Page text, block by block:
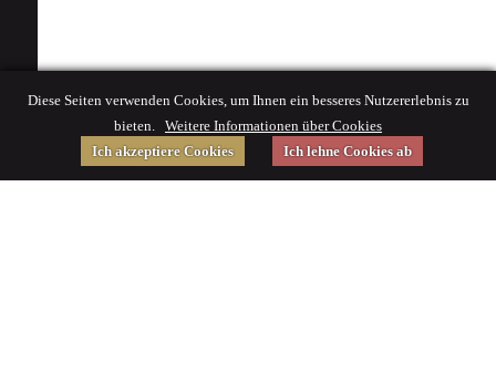
Diese Seiten verwenden Cookies, um Ihnen ein besseres Nutzererlebnis zu
bieten. Weitere Informationen über Cookies
Ich akzeptiere Cookies
Ich lehne Cookies ab